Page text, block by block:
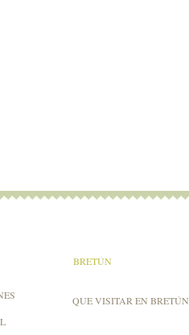
BRETÚN
QUE VISITAR EN BRETÚN